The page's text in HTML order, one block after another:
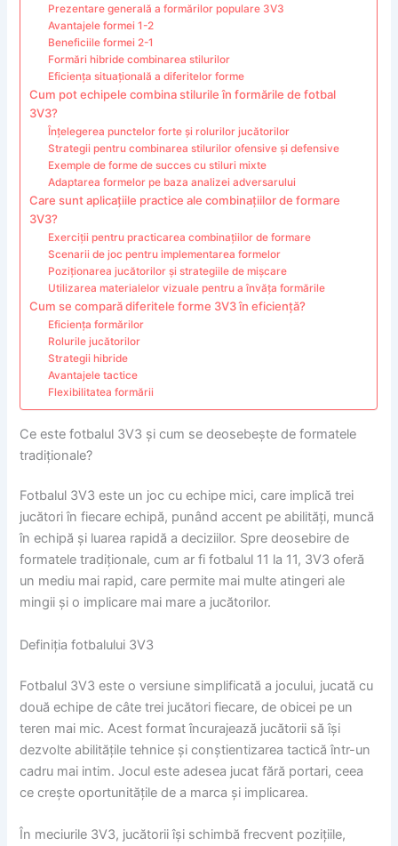
Prezentare generală a formărilor populare 3V3
Avantajele formei 1-2
Beneficiile formei 2-1
Formări hibride combinarea stilurilor
Eficiența situațională a diferitelor forme
Cum pot echipele combina stilurile în formările de fotbal
3V3?
Înțelegerea punctelor forte și rolurilor jucătorilor
Strategii pentru combinarea stilurilor ofensive și defensive
Exemple de forme de succes cu stiluri mixte
Adaptarea formelor pe baza analizei adversarului
Care sunt aplicațiile practice ale combinațiilor de formare
3V3?
Exerciții pentru practicarea combinațiilor de formare
Scenarii de joc pentru implementarea formelor
Poziționarea jucătorilor și strategiile de mișcare
Utilizarea materialelor vizuale pentru a învăța formările
Cum se compară diferitele forme 3V3 în eficiență?
Eficiența formărilor
Rolurile jucătorilor
Strategii hibride
Avantajele tactice
Flexibilitatea formării
Ce este fotbalul 3V3 și cum se deosebește de formatele
tradiționale?
Fotbalul 3V3 este un joc cu echipe mici, care implică trei
jucători în fiecare echipă, punând accent pe abilități, muncă
în echipă și luarea rapidă a deciziilor. Spre deosebire de
formatele tradiționale, cum ar fi fotbalul 11 la 11, 3V3 oferă
un mediu mai rapid, care permite mai multe atingeri ale
mingii și o implicare mai mare a jucătorilor.
Definiția fotbalului 3V3
Fotbalul 3V3 este o versiune simplificată a jocului, jucată cu
două echipe de câte trei jucători fiecare, de obicei pe un
teren mai mic. Acest format încurajează jucătorii să își
dezvolte abilitățile tehnice și conștientizarea tactică într-un
cadru mai intim. Jocul este adesea jucat fără portari, ceea
ce crește oportunitățile de a marca și implicarea.
În meciurile 3V3, jucătorii își schimbă frecvent pozițiile,